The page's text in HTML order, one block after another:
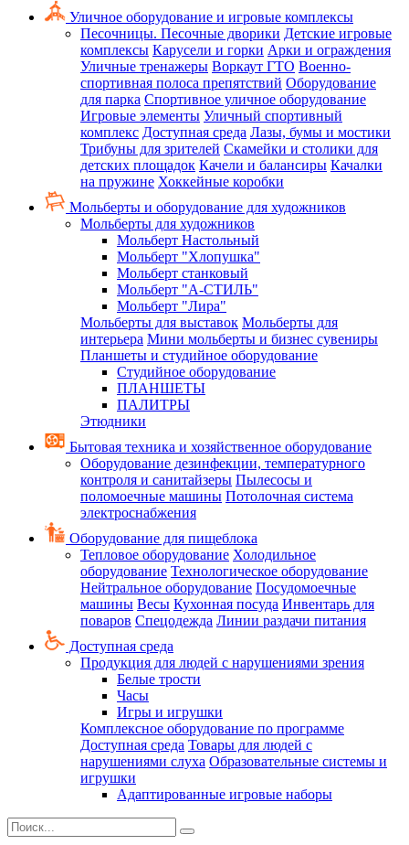
Уличное оборудование и игровые комплексы
Песочницы. Песочные дворики Детские игровые
комплексы Карусели и горки Арки и ограждения
Уличные тренажеры Воркаут ГТО Военно-
спортивная полоса препятствий Оборудование
для парка Спортивное уличное оборудование
Игровые элементы Уличный спортивный
комплекс Доступная среда Лазы, бумы и мостики
Трибуны для зрителей Скамейки и столики для
детских площадок Качели и балансиры Качалки
на пружине Хоккейные коробки
Мольберты и оборудование для художников
Мольберты для художников
Мольберт Настольный
Мольберт "Хлопушка"
Мольберт станковый
Мольберт "А-СТИЛЬ"
Мольберт "Лира"
Мольберты для выставок Мольберты для
интерьера Мини мольберты и бизнес сувениры
Планшеты и студийное оборудование
Студийное оборудование
ПЛАНШЕТЫ
ПАЛИТРЫ
Этюдники
Бытовая техника и хозяйственное оборудование
Оборудование дезинфекции, температурного
контроля и санитайзеры Пылесосы и
поломоечные машины Потолочная система
электроснабжения
Оборудование для пищеблока
Тепловое оборудование Холодильное
оборудование Технологическое оборудование
Нейтральное оборудование Посудомоечные
машины Весы Кухонная посуда Инвентарь для
поваров Спецодежда Линии раздачи питания
Доступная среда
Продукция для людей с нарушениями зрения
Белые трости
Часы
Игры и игрушки
Комплексное оборудование по программе
Доступная среда Товары для людей с
нарушениями слуха Образовательные системы и
игрушки
Адаптированные игровые наборы